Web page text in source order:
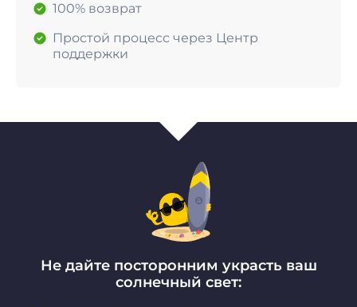
100% возврат
Простой процесс через Центр
поддержки
Не дайте посторонним украсть ваш
солнечный свет: